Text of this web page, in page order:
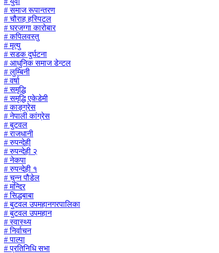
# समाज रूपान्तरण
# चौराह हस्पिटल
# घरजग्गा कारोबार
# कपिलवस्तु
# मृत्यु
# सडक दुर्घटना
# आधुनिक समाज डेन्टल
# लुम्बिनी
# वर्षा
# समृद्धि
# समृद्धि एकेडेमी
# काङ्ग्रेस
# नेपाली कांग्रेस
# बुटवल
# राजधानी
# रुपन्देही
# रुपन्देही २
# नेकपा
# रुपन्देही १
# चुन्न पौडेल
# मन्दिर
# सिद्धबाबा
# बुटवल उपमहानगरपालिका
# बुटवल उपमहान
# स्वास्थ्य
# निर्वाचन
# पाल्पा
# प्रतिनिधि सभा